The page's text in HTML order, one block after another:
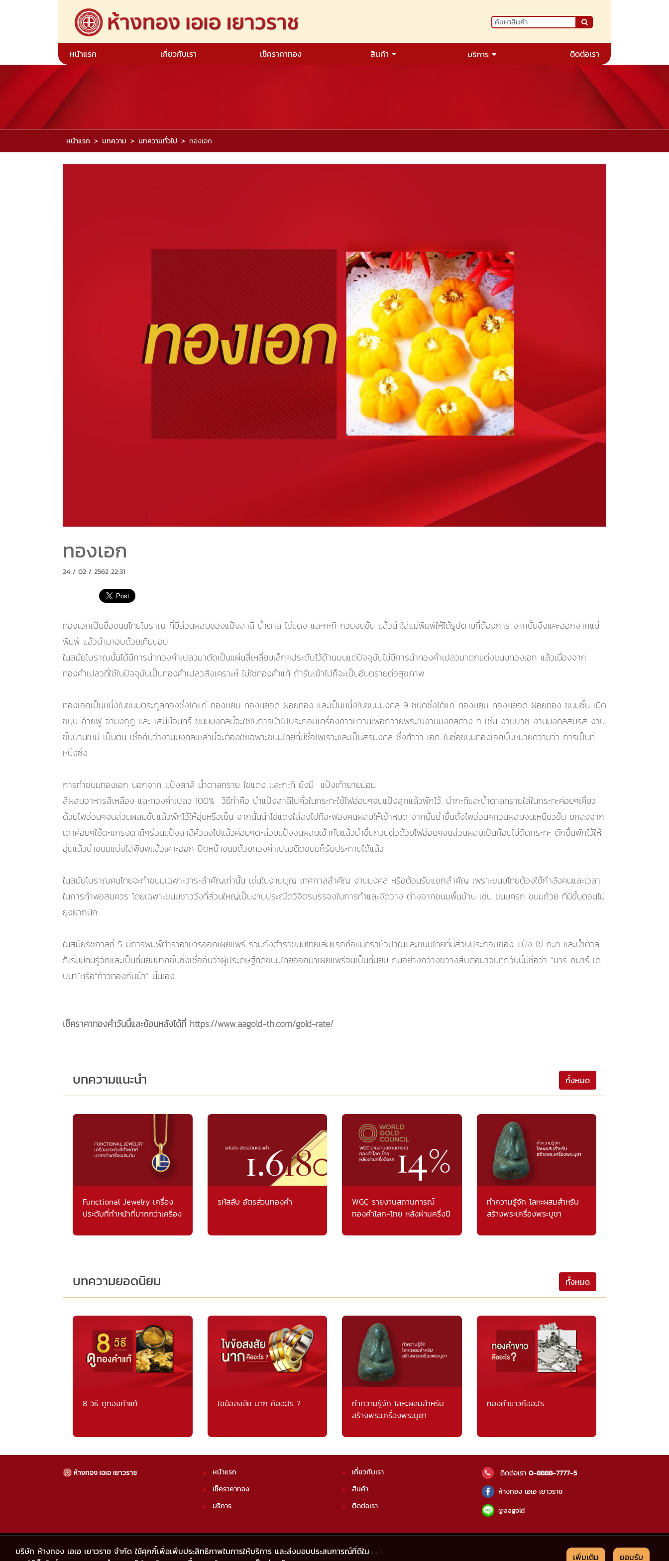
หน้าแรก เกี่ยวกับเรา เช็คราคาทอง สินค้า บริการ ติดต่อเรา
หน้าแรก บทความ บทความทั่วไป ทองเอก
ทองเอก
24 / 02 / 2562 22:31
ทองเอกเป็นชื่อขนมไทยโบราณ ที่มีส่วนผสมของแป้งสาลี น้ำตาล ไข่แดง และกะทิ กวนจนข้น แล้วนำใส่แม่พิมพ์ให้ได้รูปตามที่ต้องการ จากนั้นจึงแคะออกจากแม่
พิมพ์ แล้วนำมาอบด้วยเทียนอบ
ในสมัยโบราณนั้นได้มีการนำทองคำเปลวมาตัดเป็นแผ่นสี่เหลี่ยมเล็กๆประดับไว้ด้านบนแต่ปัจจุบันไม่มีการนำทองคำเปลวมาตกแต่งขนมทองเอก แล้วเนื่องจาก
ทองคำเปลวที่ใช้ในปัจจุบันเป็นทองคำเปลวสังเคราะห์ ไม่ใช่ทองคำแท้ ถ้ารับเข้าไปก็จะเป็นอันตรายต่อสุขภาพ
ทองเอกเป็นหนึ่งในขนมตระกูลทองซึ่งได้แก่ ทองหยิบ ทองหยอด ฝอยทอง และเป็นหนึ่งในขนมมงคล 9 ชนิดซึ่งได้แก่ ทองหยิบ ทองหยอด ฝอยทอง ขนมชั้น เม็ด
ขนุน ถ้ายฟู จ่ามงกุฎ และ เสน่ห์จันทร์ ขนมมงคลนี้จะใช้ในการนำไปประกอบเครื่องคาวหวานเพื่อถวายพระในงานมงคลต่าง ๆ เช่น งานบวช งานมงคลสมรส งาน
ขึ้นบ้านใหม่ เป็นต้น เชื่อกันว่างานมงคลเหล่านี้จะต้องใช้เฉพาะขนมไทยที่มีชื่อไพเราะและเป็นสิริมงคล ซึ่งคำว่า เอก ในชื่อขนมทองเอกนั้นหมายความว่า การเป็นที่
หนึ่งซึ่ง
การทำขนมทองเอก นอกจาก แป้งสาลี น้ำตาลทราย ไข่แดง และกะทิ ยังมี แป้งเท้ายายม่อม
สีผสมอาหารสีเหลือง และทองคำเปลว 100% วิธีทำคือ นำแป้งสาลีไปคั่วในกระทะใช้ไฟอ่อนๆจนแป้งสุกแล้วพักไว้. นำกะทิและน้ำตาลทรายใส่ในกระทะค่อยๆเคี่ยว
ด้วยไฟอ่อนๆจนส่วนผสมข้นแล้วพักไว้ให้อุ่นหรือเย็น จากนั้นนำไข่แดงใส่ลงไปทีละฟองคนผสมให้เข้าหมด จากนั้นนำขึ้นตั้งไฟอ่อนๆกวนผสมจนเหนียวข้น ยกลงจาก
เตาค่อยๆใช้ตะแกรงตาถี่ๆร่อนแป้งสาลีคั่วลงไปแล้วค่อยๆตะล่อมแป้งจนผสมเข้ากันแล้วนำขึ้นกวนต่อด้วยไฟอ่อนๆจนส่วนผสมเป็นก้อนไม่ติดกระทะ ตักขึ้นพักไว้ให้
อุ่นแล้วนำขนมแบ่งใส่พิมพ์แล้วเคาะออก ปิดหน้าขนมด้วยทองคำเปลวติดขนมก็รับประทานได้แล้ว
ในสมัยโบราณคนไทยจะทำขนมเฉพาะวาระสำคัญเท่านั้น เช่นในงานบุญ เทศกาลสำคัญ งานมงคล หรือต้อนรับแขกสำคัญ เพราะขนมไทยต้องใช้กำลังคนและเวลา
ในการทำพอสมควร โดยเฉพาะขนมชาววังที่ส่วนใหญ่เป็นงานประณีตวิจิตรบรรจงในการทำและจัดวาง ต่างจากขนมพื้นบ้าน เช่น ขนมครก ขนมถ้วย ที่มีขั้นตอนไม่
ยุงยากนัก
ในสมัยรัชกาลที่ 5 มีการพิมพ์ตำราอาหารออกเผยแพร่ รวมถึงตำราขนมไทยเล่มแรกคือแม่ครัวหัวป่าในและขนมไทยที่มีส่วนประกอบของ แป้ง ไข่ กะทิ และน้ำตาล
ก็เริ่มมีคนรู้จักและเป็นที่นิยมมากขึ้นซึ่งเชื่อกันว่าผู้ประดิษฐ์คิดขนมไทยออกมาเผยแพร่จนเป็นที่นิยม กันอย่างกว้างขวางสืบต่อมาจนทุกวันนี้มีชื่อว่า “มารี กีมาร์ เด
ปนา”หรือ“ท้าวทองกีบม้า” นั้นเอง
เช็คราคาทองคำวันนี้และย้อนหลังได้ที่ https://www.aagold-th.com/gold-rate/
บทความแนะนำ ทั้งหมด
Functional Jewelry เครื่อง
ประดับที่ทำหน้าที่มากกว่าเครื่อง
รหัสลับ อัตรส่วนทองคำ
WGC รายงานสถานการณ์
ทองคำโลก-ไทย หลังผ่านครึ่งปี
ทำความรู้จัก โลหะผสมสำหรับ
สร้างพระเครื่องพระบูชา
บทความยอดนิยม ทั้งหมด
8 วิธี ดูทองคำแท้ ไขข้อสงสัย นาก คืออะไร ?
ทำความรู้จัก โลหะผสมสำหรับ
สร้างพระเครื่องพระบูชา
ทองคำขาวคืออะไร
บริษัท ห้างทอง เอเอ เยาวราช จำกัด ใช้คุกกี้เพื่อเพิ่มประสิทธิภาพในการให้บริการ และส่งมอบประสบการณ์ที่ดีใน
เพิ่มเติม ยอมรับ
หน้าแรก
เช็คราคาทอง
บริการ
เกี่ยวกับเรา
สินค้า
ติดต่อเรา
ติดต่อเรา 0-8888-7777-5
ห้างทอง เอเอ เยาวราช
@aagold
นโยบายความเป็นส่วนตัว|นโยบายคุกกี้